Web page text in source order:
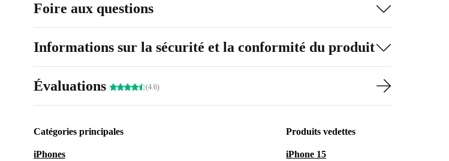
Foire aux questions
Informations sur la sécurité et la conformité du produit
Évaluations (4.6)
Catégories principales
iPhones
Produits vedettes
iPhone 15